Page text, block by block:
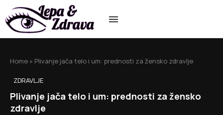
Home » Plivanje jača telo i um: prednosti za žensko zdravlje
ZDRAVLJE
Plivanje jača telo i um: prednosti za žensko
zdravlje